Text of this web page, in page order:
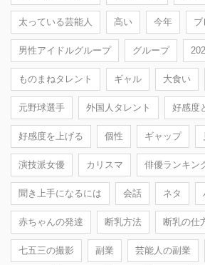
太っている芸能人 高い 今年 ブ
男性アイドルグループ グループ
ものまねタレント ギャル 大食い
元野球選手 外国人タレント 好感度
好感度を上げる 個性 ギャップ
演技派女優 カリスマ 俳優ランキン
聞き上手になるには 会話 ネタ
赤ちゃんの発達 断乳方法 断乳の仕
七五三の撮影 副業 芸能人の副業